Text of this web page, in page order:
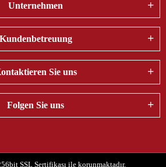
Unternehmen
Kundenbetreuung
Sie uns
Folgen Sie uns
SSL Sertifikası ile korunmaktadır.